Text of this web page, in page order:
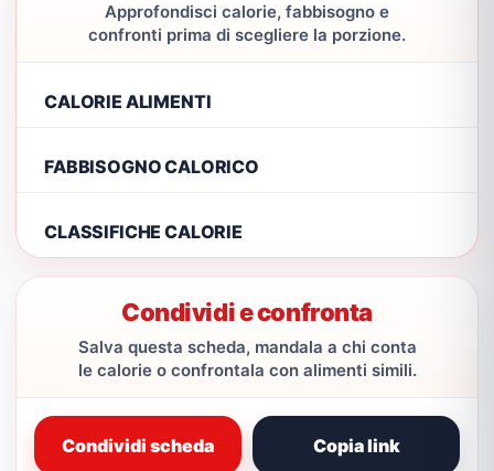
Approfondisci calorie, fabbisogno e
confronti prima di scegliere la porzione.
CALORIE ALIMENTI
FABBISOGNO CALORICO
CLASSIFICHE CALORIE
Condividi e confronta
Salva questa scheda, mandala a chi conta
le calorie o confrontala con alimenti simili.
Condividi scheda Copia link